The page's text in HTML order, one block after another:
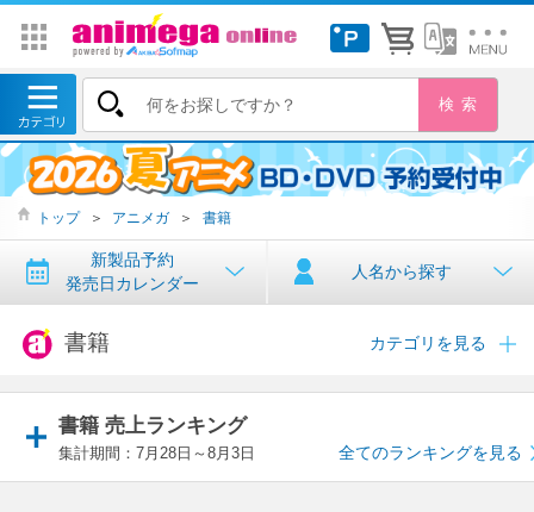
トップ ＞ アニメガ ＞ 書籍
新製品予約
発売日カレンダー
人名から探す
書籍 カテゴリを見る
書籍 売上ランキング
集計期間：7月28日～8月3日 全てのランキングを見る